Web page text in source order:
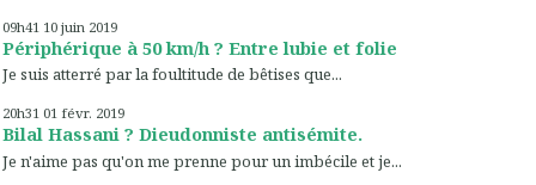
09h41 10 juin 2019
Périphérique à 50 km/h ? Entre lubie et folie
Je suis atterré par la foultitude de bêtises que...
20h31 01 févr. 2019
Bilal Hassani ? Dieudonniste antisémite.
Je n'aime pas qu'on me prenne pour un imbécile et je...